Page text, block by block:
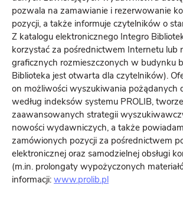
pozwala na zamawianie i rezerwowanie
pozycji, a także informuje czytelników o
Z katalogu elektronicznego Integro
korzystać za pośrednictwem Internetu lub
graficznych rozmieszczonych w budynku
Biblioteka jest otwarta dla czytelników).
on możliwości wyszukiwania pożądanych
według indeksów systemu PROLIB,
zaawansowanych strategii
nowości wydawniczych, a także
zamówionych pozycji za pośrednictwem
elektronicznej oraz samodzielnej obsługi
(m.in. prolongaty wypożyczonych
informacji: www.prolib.pl